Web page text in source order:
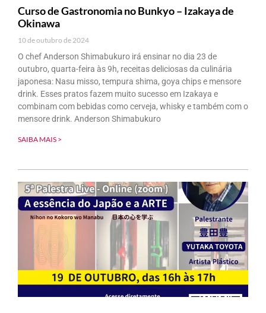
Curso de Gastronomia no Bunkyo – Izakaya de
Okinawa
10 de outubro de 2024
O chef Anderson Shimabukuro irá ensinar no dia 23 de
outubro, quarta-feira às 9h, receitas deliciosas da culinária
japonesa: Nasu misso, tempura shima, goya chips e mensore
drink. Esses pratos fazem muito sucesso em Izakaya e
combinam com bebidas como cerveja, whisky e também com o
mensore drink. Anderson Shimabukuro
SAIBA MAIS >